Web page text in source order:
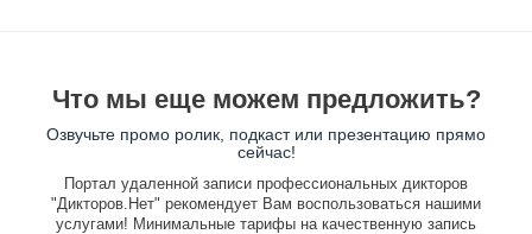
Что мы еще можем предложить?
Озвучьте промо ролик, подкаст или презентацию прямо
сейчас!
Портал удаленной записи профессиональных дикторов
"Дикторов.Нет" рекомендует Вам воспользоваться нашими
услугами! Минимальные тарифы на качественную запись